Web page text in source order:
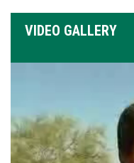
VIDEO GALLERY